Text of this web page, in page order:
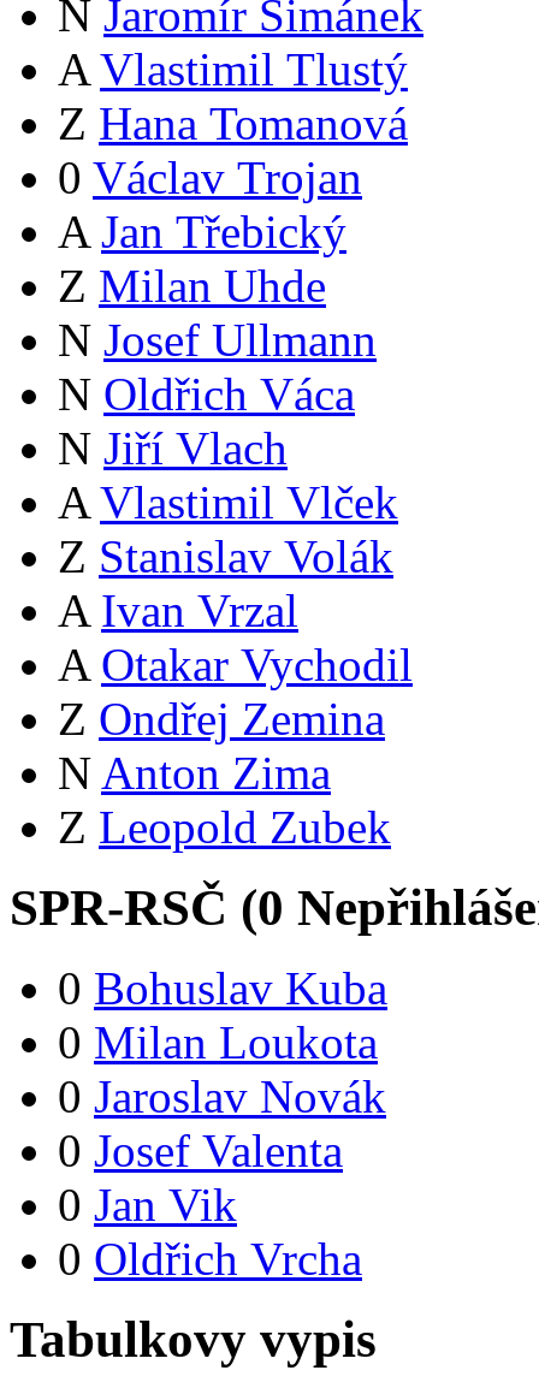
N Jaromír Šimánek
A Vlastimil Tlustý
Z Hana Tomanová
0 Václav Trojan
A Jan Třebický
Z Milan Uhde
N Josef Ullmann
N Oldřich Váca
N Jiří Vlach
A Vlastimil Vlček
Z Stanislav Volák
A Ivan Vrzal
A Otakar Vychodil
Z Ondřej Zemina
N Anton Zima
Z Leopold Zubek
SPR-RSČ (0
0 Bohuslav Kuba
0 Milan Loukota
0 Jaroslav Novák
0 Josef Valenta
0 Jan Vik
0 Oldřich Vrcha
Tabulkovy vypis